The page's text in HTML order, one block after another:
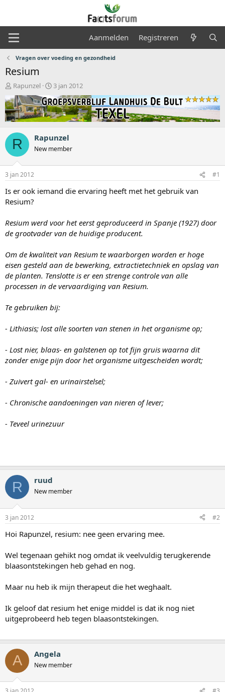
Aanmelden Registreren
Vragen over voeding en gezondheid
Resium
O
n
d
e
r
w
e
r
p
s
t
r
t
r
Rapunzel
S
a
r
t
a
t
m
3 jan 2012
R Rapunzel
New member
3 jan 2012 #1
Is er ook iemand die ervaring heeft met het gebruik van
Resium?
Resium werd voor het eerst geproduceerd in Spanje (1927) door
de grootvader van de huidige producent.
Om de kwaliteit van Resium te waarborgen worden er hoge
eisen gesteld aan de bewerking, extractietechniek en opslag van
de planten. Tenslotte is er een strenge controle van alle
processen in de vervaardiging van Resium.
Te gebruiken bij:
- Lithiasis; lost alle soorten van stenen in het organisme op;
- Lost nier, blaas- en galstenen op tot fijn gruis waarna dit
zonder enige pijn door het organisme uitgescheiden wordt;
- Zuivert gal- en urinairstelsel;
- Chronische aandoeningen van nieren of lever;
- Teveel urinezuur
R ruud
New member
3 jan 2012 #2
Hoi Rapunzel, resium: nee geen ervaring mee.
Wel tegenaan gehikt nog omdat ik veelvuldig terugkerende
blaasontstekingen heb gehad en nog.
Maar nu heb ik mijn therapeut die het weghaalt.
Ik geloof dat resium het enige middel is dat ik nog niet
uitgeprobeerd heb tegen blaasontstekingen.
A Angela
New member